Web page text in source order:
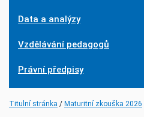
Data a analýzy
Vzdělávání pedagogů
Právní předpisy
Titulní stránka Maturitní zkouška 2026